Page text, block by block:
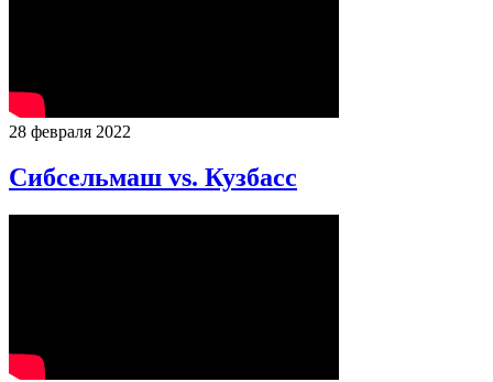
28 февраля 2022
Сибсельмаш vs. Кузбасс